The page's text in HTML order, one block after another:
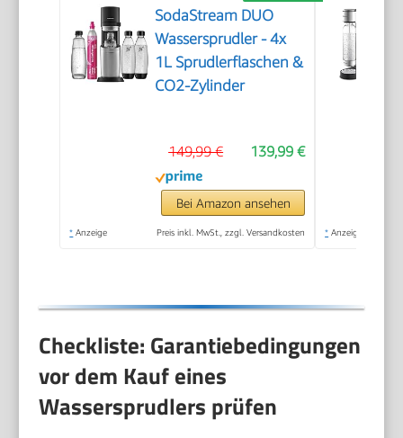
SodaStream DUO
Wassersprudler - 4x
1L Sprudlerflaschen &
CO2-Zylinder
139,99 €
149,99 €
Bei Amazon ansehen
* Anzeige Preis inkl. MwSt., zzgl. Versandkosten * Anzeige
Checkliste: Garantiebedingungen
vor dem Kauf eines
Wassersprudlers prüfen